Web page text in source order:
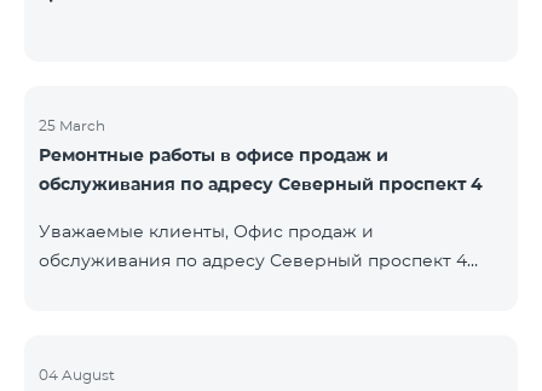
25 March
Ремонтные работы в офисе продаж и
обслуживания по адресу Северный проспект 4
Уважаемые клиенты, Офис продаж и
обслуживания по адресу Северный проспект 4
вопросам звоните по номеру 100 или можете
04 August